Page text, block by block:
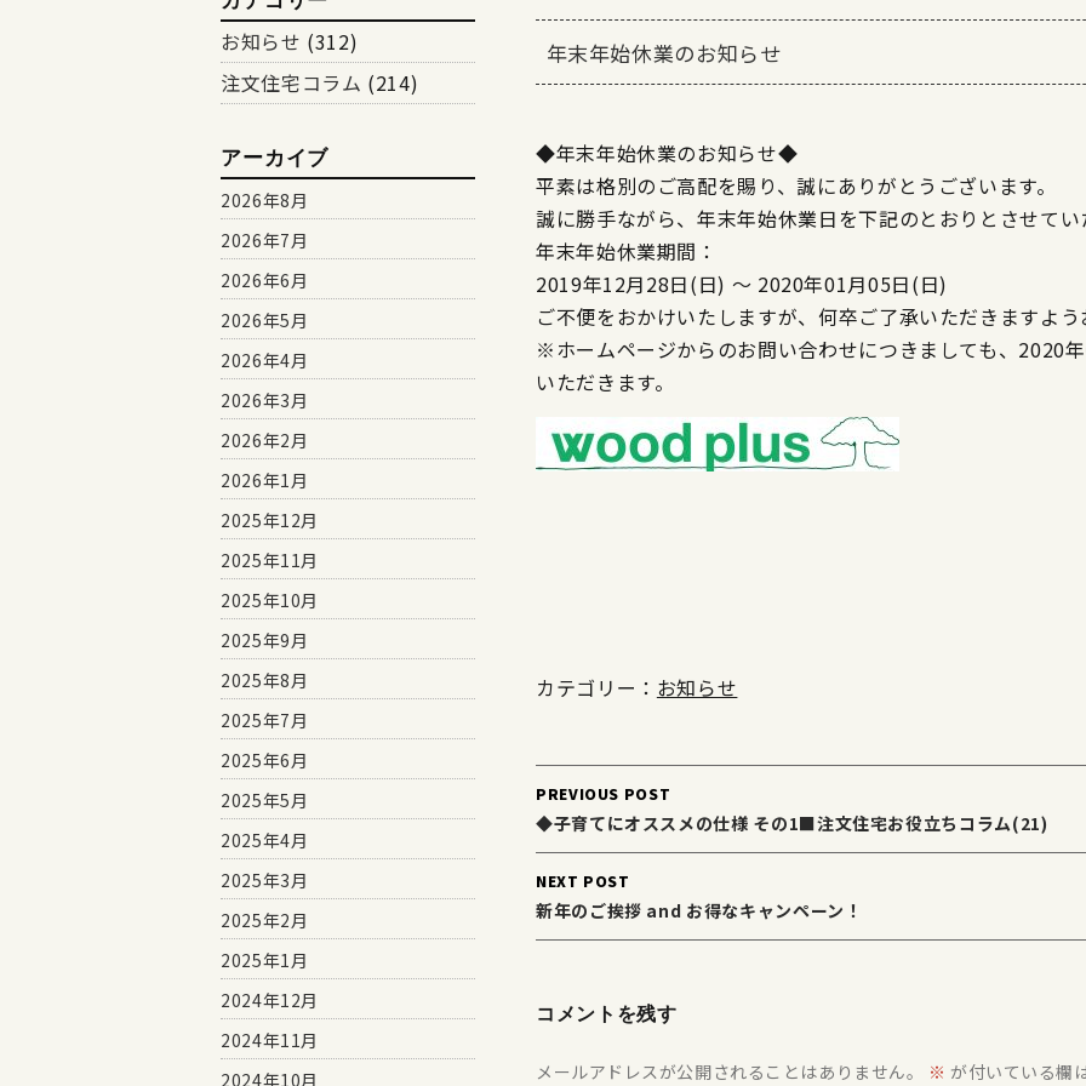
年末年始休業のお知らせ
◆年末年始休業のお知らせ◆
平素は格別のご高配を賜り、誠にありがとうございます。
誠に勝手ながら、年末年始休業日を下記のとおりとさせてい
年末年始休業期間：
2019年12月28日(日) ～ 2020年01月05日(日)
ご不便をおかけいたしますが、何卒ご了承いただきますよう
※ホームページからのお問い合わせにつきましても、2020
いただきます。
カテゴリー： お知らせ
Post
navigation
PREVIOUS POST
◆子育てにオススメの仕様 その1■注文住宅お役立ちコラム(21)
NEXT POST
新年のご挨拶 and お得なキャンペーン！
コメントを残す
メールアドレスが公開されることはありません。 ※ が付いている欄
お知らせ (312)
注文住宅コラム (214)
アーカイブ
2026年8月
2026年7月
2026年6月
2026年5月
2026年4月
2026年3月
2026年2月
2026年1月
2025年12月
2025年11月
2025年10月
2025年9月
2025年8月
2025年7月
2025年6月
2025年5月
2025年4月
2025年3月
2025年2月
2025年1月
2024年12月
2024年11月
2024年10月